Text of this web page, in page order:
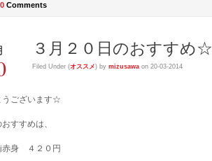
0 Comments
３月２０日のおすすめ☆
Filed Under (オススメ) by mizusawa on 20-03-2014
うございます☆
すすめは、
赤身 ４２０円